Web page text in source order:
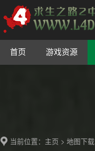
首页 游戏资源
当前位置： 主页 > 地图下载